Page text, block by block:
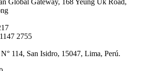
2755
114, San Isidro, 15047, Lima, Perú.